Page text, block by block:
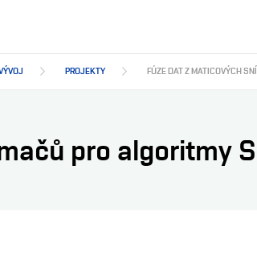
PROJEKTY FÚZE DAT Z MATICOVÝCH
pro algoritmy